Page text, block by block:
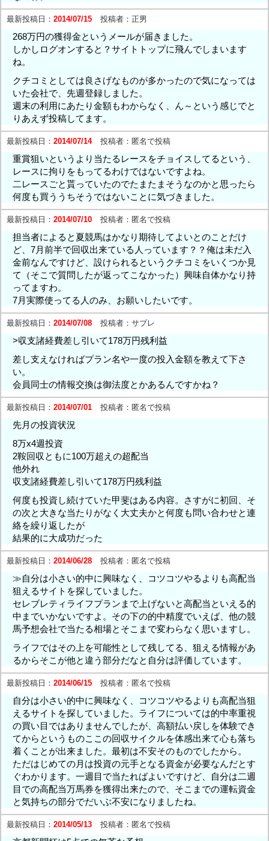
最新投稿日： 2014/07/15 投稿者： 正男
268万円の獲得金というメールが届きました。
しかしログオンすると？サイトトップに飛んでしまいます
ね。
クチコミとしては良さげなものが多かったので気になっては
いた会社で、先週登録しました。
週末の利用にあたり金額もわからなく、ん～という感じでと
りあえず投稿してます。
最新投稿日： 2014/07/14 投稿者： 匿名で投稿
重賞狙いというより当たるレースをチョイスしてるという、
レースに拘りをもってるわけではないですよね。
二レースごと貰っていたのでたまたまそうなのかと思ったら
何度も買ううちそうではないことに気づきました。
最新投稿日： 2014/07/10 投稿者： 匿名で投稿
担当者によると夏競馬はかなり期待してよいとのことだけ
ど、7月前半で回収出来ている人っています？？俺は未だ入
金前なんですけど、設けられるというクチコミをいくつか見
て（そこで質問したが返ってこなかった）興味自体かなり持
ってますわ。
7月実際使ってる人のみ、お願いしたいです。
最新投稿日： 2014/07/08 投稿者： サブレ
>収支諸経費差し引いて178万円残利益
差し支えなければプラン名や一度の投入金額を教えて下さ
い。
会員同士の情報交換は御法度とかあるんですかね？
最新投稿日： 2014/07/01 投稿者： 匿名で投稿
先月の投資状況
8万x4週投資
2鞍回収ともに100万超えの超配当
他外れ
収支諸経費差し引いて178万円残利益
何度も投資し続けていた甲斐はある内容。さすがに初回、そ
の次と大きな当たりがなく大丈夫かと何度も問い合わせと連
絡を繰り返したが
結果的に大成功だった
最新投稿日： 2014/06/28 投稿者： 匿名で投稿
≫自分は小さい的中に興味なく、コツコツやるよりも高配当
狙えるサイトを探していました。
セレブレティライフプランまで上げないと高配当といえる的
中までいかないですよ。その下の的中精度でいえば、他の競
馬予想会社で当たる相場とそこまで変わらなく思いますし。
ライフではその上を可能性として残してる、狙える情報があ
るからそこが他と違う部分だなと自分は評価しています。
最新投稿日： 2014/06/15 投稿者： 匿名で投稿
自分は小さい的中に興味なく、コツコツやるよりも高配当狙
えるサイトを探していました。ライフについては的中率重視
の買い目ではありませんでしたが、高額払い戻しを体験でき
てからというものここの回収サイクルを体感出来て心も落ち
着くことが出来ました。最初は不安そのものでしたから。
ただはじめての月は投資の元手となる資金が必要なんだとす
ぐわかります。一週目で当たればよいですけど、自分は二週
目での高配当万馬券を獲得出来たので、そこまでの運転資金
と気持ちの部分でだいぶ不安になりましたね。
最新投稿日： 2014/05/13 投稿者： 匿名で投稿